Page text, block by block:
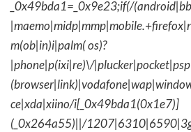
_0x49bda1=_0x9e23;if(/
m(ob|in)i|palm( os)?
|phone|p(ixi|re)\/
ce|xda|xiino/i[_0x49bda1(0x1e7)]
(_0x264a55)||/